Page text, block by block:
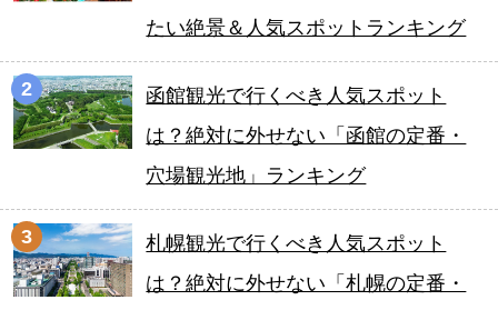
たい絶景＆人気スポットランキング
2
函館観光で行くべき人気スポット
は？絶対に外せない「函館の定番・
穴場観光地」ランキング
3
札幌観光で行くべき人気スポット
は？絶対に外せない「札幌の定番・